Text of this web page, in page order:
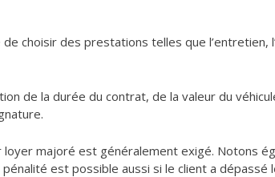
choisir des prestations telles que l’entretien,
de la durée du contrat, de la valeur du
loyer majoré est généralement exigé. Notons
est possible aussi si le client a dépassé